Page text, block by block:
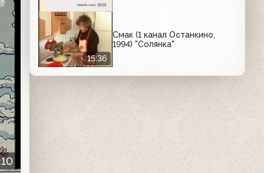
15:36
Смак (1 канал Останкино,
1994) "Солянка"